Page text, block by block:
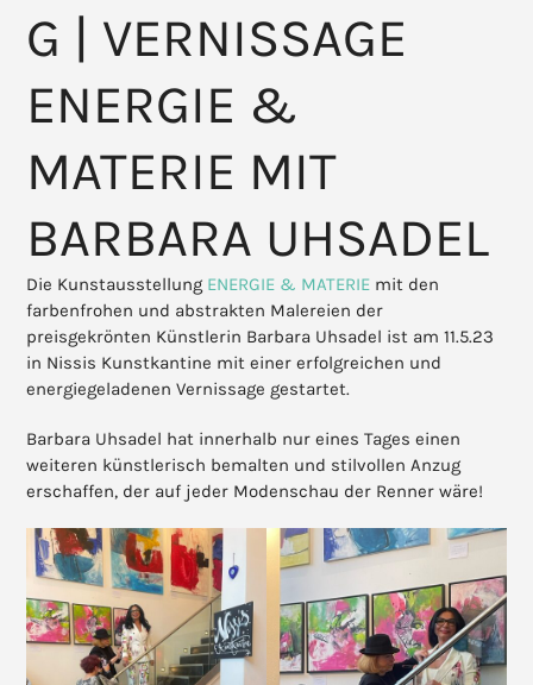
G | VERNISSAGE
ENERGIE &
MATERIE MIT
BARBARA UHSADEL
Die Kunstausstellung ENERGIE & MATERIE mit den
farbenfrohen und abstrakten Malereien der
preisgekrönten Künstlerin Barbara Uhsadel ist am 11.5.23
in Nissis Kunstkantine mit einer erfolgreichen und
energiegeladenen Vernissage gestartet.
Barbara Uhsadel hat innerhalb nur eines Tages einen
weiteren künstlerisch bemalten und stilvollen Anzug
erschaffen, der auf jeder Modenschau der Renner wäre!